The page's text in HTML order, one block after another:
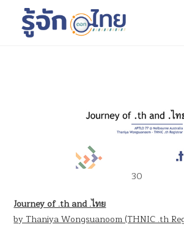
30
Journey of .th and .ไทย
by Thaniya Wongsuanoom (THNIC .th